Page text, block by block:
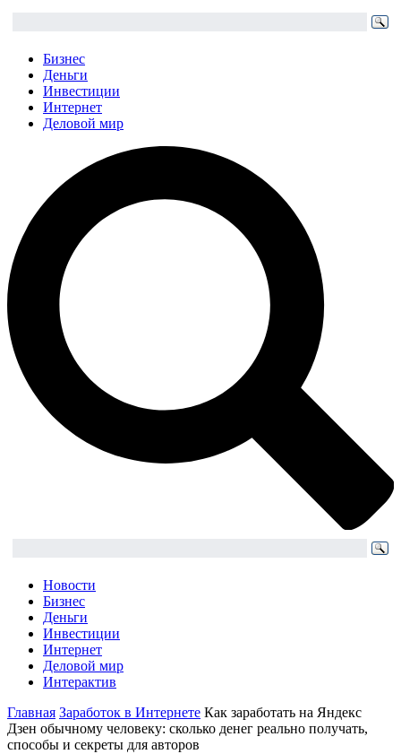
Бизнес
Деньги
Инвестиции
Интернет
Деловой мир
Новости
Бизнес
Деньги
Инвестиции
Интернет
Деловой мир
Интерактив
Главная Заработок в Интернете Как заработать на Яндекс
Дзен обычному человеку: сколько денег реально получать,
способы и секреты для авторов